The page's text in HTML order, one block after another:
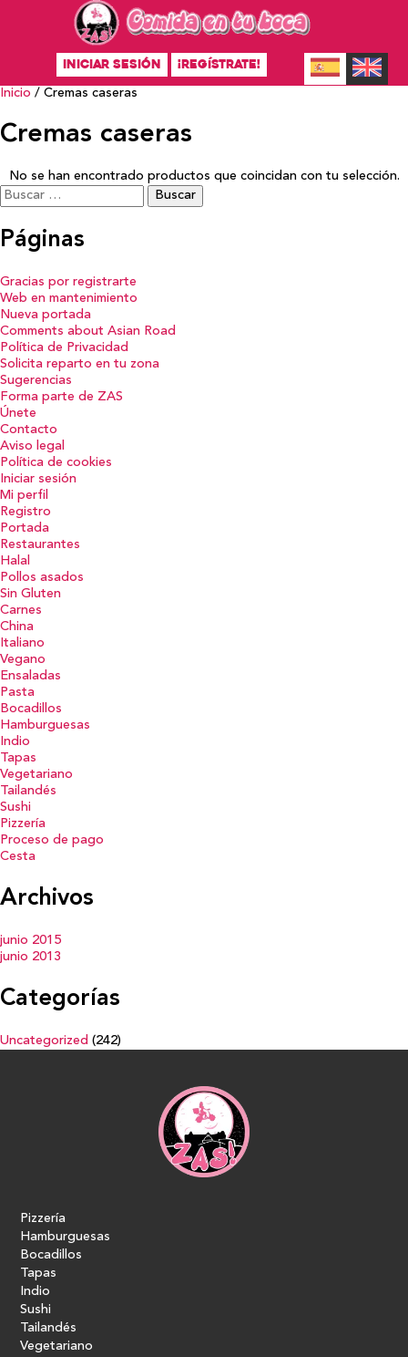
INICIAR SESIÓN ¡REGÍSTRATE!
Inicio / Cremas caseras
Cremas caseras
No se han encontrado productos que coincidan con tu selección.
Buscar:
Páginas
Gracias por registrarte
Web en mantenimiento
Nueva portada
Comments about Asian Road
Política de Privacidad
Solicita reparto en tu zona
Sugerencias
Forma parte de ZAS
Únete
Contacto
Aviso legal
Política de cookies
Iniciar sesión
Mi perfil
Registro
Portada
Restaurantes
Halal
Pollos asados
Sin Gluten
Carnes
China
Italiano
Vegano
Ensaladas
Pasta
Bocadillos
Hamburguesas
Indio
Tapas
Vegetariano
Tailandés
Sushi
Pizzería
Proceso de pago
Cesta
Archivos
junio 2015
junio 2013
Categorías
Uncategorized (242)
Pizzería
Hamburguesas
Bocadillos
Tapas
Indio
Sushi
Tailandés
Vegetariano